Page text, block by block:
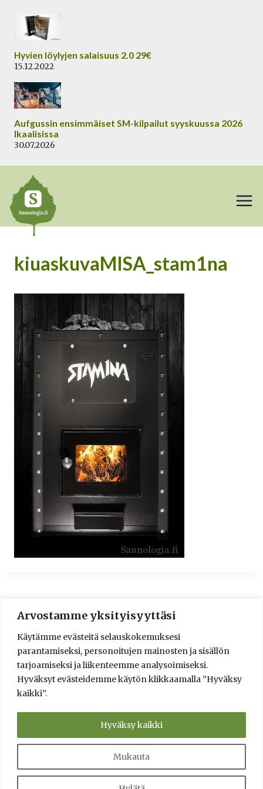
Arvostamme yksityisyyttäsi
Käytämme evästeitä selauskokemuksesi
parantamiseksi, personoitujen mainosten ja sisällön
tarjoamiseksi ja liikenteemme analysoimiseksi.
Hyväksyt evästeidemme käytön klikkaamalla ”Hyväksy
kaikki”.
Mukauta
Hyväksy kaikki
sisältöön
Hyvien löylyjen salaisuus 2.0 29€
15.12.2022
Aufgussin ensimmäiset SM-kilpailut syyskuussa 2026
Ikaalisissa
30.07.2026
kiuaskuvaMISA_stam1na
© 2016-2025 Lassi A. Liikkanen
info@saunologia.fi
Facebook
LinkedIn
Instagram
Brief in English
Yksityisyyden suoja ja toimitusehdot
Kysy!Tietolähteet